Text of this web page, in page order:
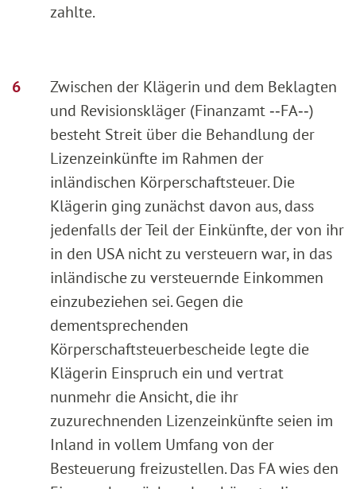
zahlte.
Zwischen der Klägerin und dem Beklagten
und Revisionskläger (Finanzamt ‑‑FA‑‑)
besteht Streit über die Behandlung der
Lizenzeinkünfte im Rahmen der
inländischen Körperschaftsteuer. Die
Klägerin ging zunächst davon aus, dass
jedenfalls der Teil der Einkünfte, der von ihr
in den USA nicht zu versteuern war, in das
inländische zu versteuernde Einkommen
einzubeziehen sei. Gegen die
dementsprechenden
Körperschaftsteuerbescheide legte die
Klägerin Einspruch ein und vertrat
nunmehr die Ansicht, die ihr
zuzurechnenden Lizenzeinkünfte seien im
Inland in vollem Umfang von der
Besteuerung freizustellen. Das FA wies den